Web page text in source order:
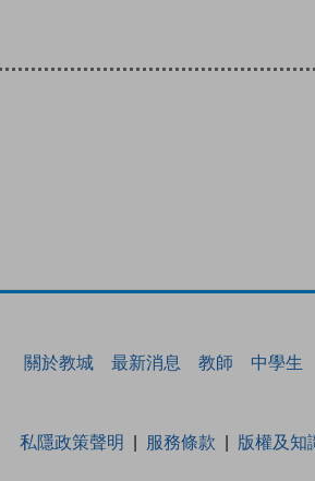
關於教城 最新消息 教師 中學生
私隱政策聲明 服務條款 版權及知